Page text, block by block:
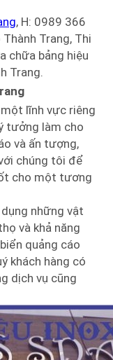
, H: 0989 366
Trang, Thi
chữa bảng hiệu
Trang.
lĩnh vực riêng
tưởng làm cho
và ấn tượng,
chúng tôi để
cho một tương
dụng những vật
và khả năng
quảng cáo
khách hàng có
dịch vụ cũng